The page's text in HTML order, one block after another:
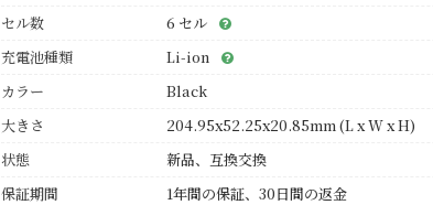
セル数
6 セル
充電池種類
Li-ion
カラー
Black
大きさ
204.95x52.25x20.85mm (L x W x H)
状態
新品、互換交換
保証期間
1年間の保証、30日間の返金